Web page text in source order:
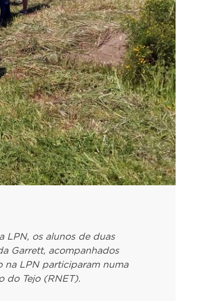
LPN, os alunos de duas
Garrett, acompanhados
na LPN participaram numa
do Tejo (RNET).